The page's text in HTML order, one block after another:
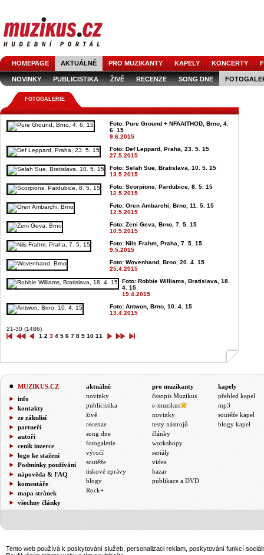
HOMEPAGE AKTUÁLNĚ PRO MUZIKANTY KAPELY KONCERTY
NOVINKY PUBLICISTIKA ŽIVĚ RECENZE SONG DNE
FOTOGALERIE
Foto: Pure Ground + NFAAITHOD, Brno, 4.
6. 15
9.6.2015
Foto: Def Leppard, Praha, 23. 5. 15
27.5.2015
Foto: Selah Sue, Bratislava, 10. 5. 15
13.5.2015
Foto: Scorpions, Pardubice, 8. 5. 15
12.5.2015
Foto: Oren Ambarchi, Brno, 11. 5. 15
12.5.2015
Foto: Zeni Geva, Brno, 7. 5. 15
10.5.2015
Foto: Nils Frahm, Praha, 7. 5. 15
9.5.2015
Foto: Wovenhand, Brno, 20. 4. 15
25.4.2015
Foto: Robbie Williams, Bratislava, 18.
4. 15
19.4.2015
Foto: Antwon, Brno, 10. 4. 15
13.4.2015
21-30 (1486)
1 2 3 4 5 6 7 8 9 10 11
MUZIKUS.CZ
info
kontakty
ze zákulisí
partneři
autoři
ceník inzerce
logo ke stažení
Podmínky používání
nápověda & FAQ
komentáře
mapa stránek
všechny články
aktuálně
novinky
publicistika
živě
recenze
song dne
fotogalerie
výročí
soutěže
tiskové zprávy
blogy
Rock+
pro muzikanty
časopis Muzikus
e-muzikus
novinky
testy nástrojů
články
workshopy
seriály
videa
bazar
publikace a DVD
kapely
přehled kapel
mp3
soutěže kapel
blogy kapel
Tento web používá k poskytování služeb, personalizaci reklam, poskytování funkcí